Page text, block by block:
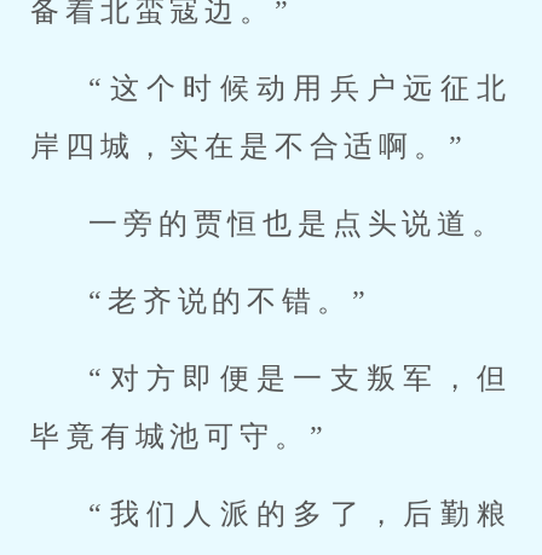
备着北蛮寇边。”
“这个时候动用兵户远征北
岸四城，实在是不合适啊。”
一旁的贾恒也是点头说道。
“老齐说的不错。”
“对方即便是一支叛军，但
毕竟有城池可守。”
“我们人派的多了，后勤粮